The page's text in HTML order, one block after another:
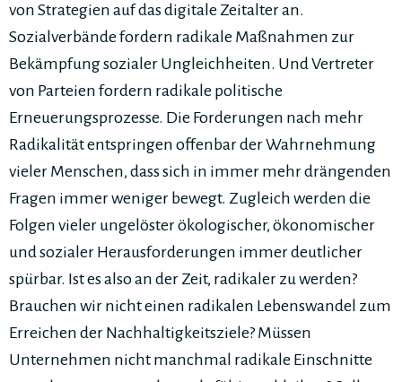
von Strategien auf das digitale Zeitalter an.
Sozialverbände fordern radikale Maßnahmen zur
Bekämpfung sozialer Ungleichheiten. Und Vertreter
von Parteien fordern radikale politische
Erneuerungsprozesse. Die Forderungen nach mehr
Radikalität entspringen offenbar der Wahrnehmung
vieler Menschen, dass sich in immer mehr drängenden
Fragen immer weniger bewegt. Zugleich werden die
Folgen vieler ungelöster ökologischer, ökonomischer
und sozialer Herausforderungen immer deutlicher
spürbar. Ist es also an der Zeit, radikaler zu werden?
Brauchen wir nicht einen radikalen Lebenswandel zum
Erreichen der Nachhaltigkeitsziele? Müssen
Unternehmen nicht manchmal radikale Einschnitte